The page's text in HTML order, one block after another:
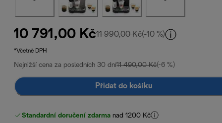
10 791,00 Kč11 990,00 Kčpůvodní cena 11
(-10 %)
*Včetně DPH
Nejnižší cena za posledních 30 dní11 490,00 Kč(-6 %)
Přidat do košíku
Standardní doručení zdarma nad 1200 Kč